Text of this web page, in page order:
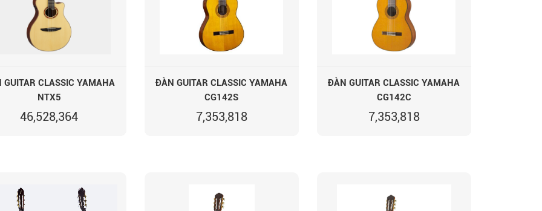
GUITAR CLASSIC YAMAHA
NTX5
46,528,364
ĐÀN GUITAR CLASSIC YAMAHA
CG142S
7,353,818
ĐÀN GUITAR CLASSIC YAMAHA
CG142C
7,353,818